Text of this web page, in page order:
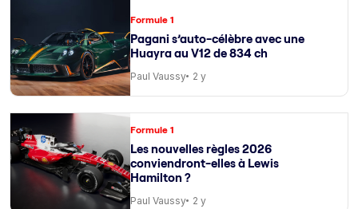
Formule 1
Pagani s’auto-célèbre avec une
Huayra au V12 de 834 ch
Paul Vaussy 2 y
Formule 1
Les nouvelles règles 2026
conviendront-elles à Lewis
Hamilton ?
Paul Vaussy 2 y